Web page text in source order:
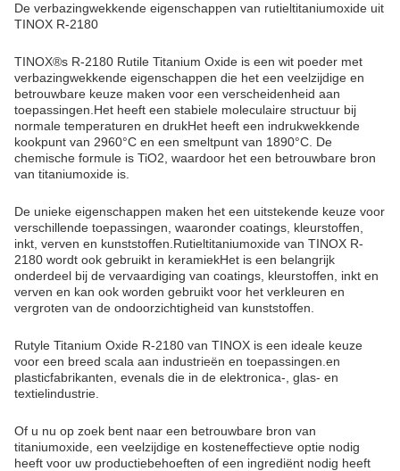
De verbazingwekkende eigenschappen van rutieltitaniumoxide uit
TINOX R-2180
TINOX®s R-2180 Rutile Titanium Oxide is een wit poeder met
verbazingwekkende eigenschappen die het een veelzijdige en
betrouwbare keuze maken voor een verscheidenheid aan
toepassingen.Het heeft een stabiele moleculaire structuur bij
normale temperaturen en drukHet heeft een indrukwekkende
kookpunt van 2960°C en een smeltpunt van 1890°C. De
chemische formule is TiO2, waardoor het een betrouwbare bron
van titaniumoxide is.
De unieke eigenschappen maken het een uitstekende keuze voor
verschillende toepassingen, waaronder coatings, kleurstoffen,
inkt, verven en kunststoffen.Rutieltitaniumoxide van TINOX R-
2180 wordt ook gebruikt in keramiekHet is een belangrijk
onderdeel bij de vervaardiging van coatings, kleurstoffen, inkt en
verven en kan ook worden gebruikt voor het verkleuren en
vergroten van de ondoorzichtigheid van kunststoffen.
Rutyle Titanium Oxide R-2180 van TINOX is een ideale keuze
voor een breed scala aan industrieën en toepassingen.en
plasticfabrikanten, evenals die in de elektronica-, glas- en
textielindustrie.
Of u nu op zoek bent naar een betrouwbare bron van
titaniumoxide, een veelzijdige en kosteneffectieve optie nodig
heeft voor uw productiebehoeften of een ingrediënt nodig heeft